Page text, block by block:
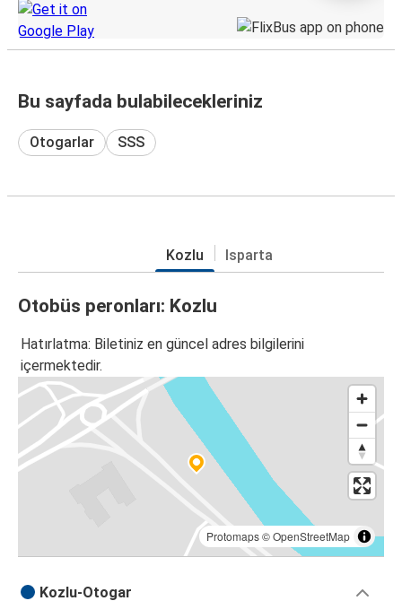
Bu sayfada bulabilecekleriniz
Otogarlar SSS
Kozlu Isparta
Otobüs peronları: Kozlu
Hatırlatma: Biletiniz en güncel adres bilgilerini
içermektedir.
Protomaps©OpenStreetMap
Kozlu-Otogar